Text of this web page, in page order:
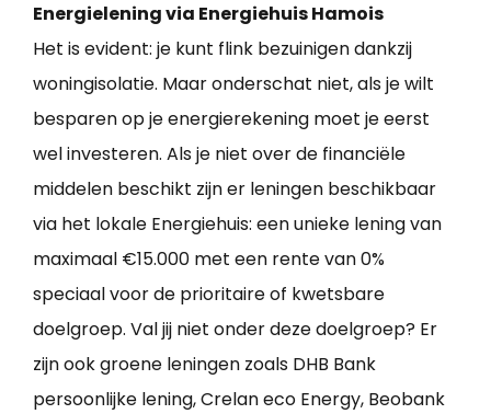
Energielening via Energiehuis Hamois
Het is evident: je kunt flink bezuinigen dankzij
woningisolatie. Maar onderschat niet, als je wilt
besparen op je energierekening moet je eerst
wel investeren. Als je niet over de financiële
middelen beschikt zijn er leningen beschikbaar
via het lokale Energiehuis: een unieke lening van
maximaal €15.000 met een rente van 0%
speciaal voor de prioritaire of kwetsbare
doelgroep. Val jij niet onder deze doelgroep? Er
zijn ook groene leningen zoals DHB Bank
persoonlijke lening, Crelan eco Energy, Beobank